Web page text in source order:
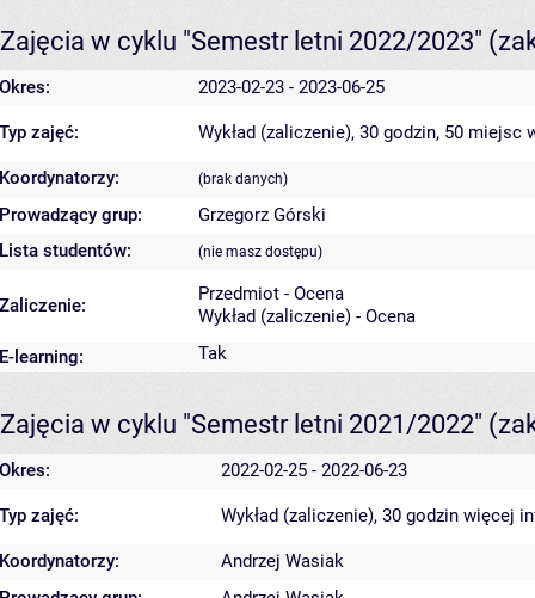
Zajęcia w cyklu "Semestr letni 2022/2023"
Okres: 2023-02-23 - 2023-06-25
Typ zajęć: Wykład (zaliczenie), 30 godzin, 50 miejsc
Koordynatorzy: (brak danych)
Prowadzący grup:
Grzegorz Górski
Lista studentów:
(nie masz dostępu)
Zaliczenie:
Przedmiot - Ocena
Wykład (zaliczenie) - Ocena
E-learning:
Tak
Zajęcia w cyklu "Semestr letni 2021/2022"
Okres: 2022-02-25 - 2022-06-23
Typ zajęć: Wykład (zaliczenie), 30 godzin więcej
Koordynatorzy:
Andrzej Wasiak